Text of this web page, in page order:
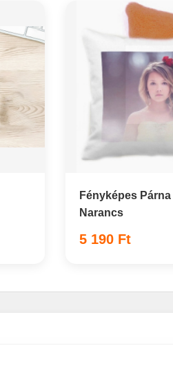
Fényképes Párna
Narancs
5 190 Ft